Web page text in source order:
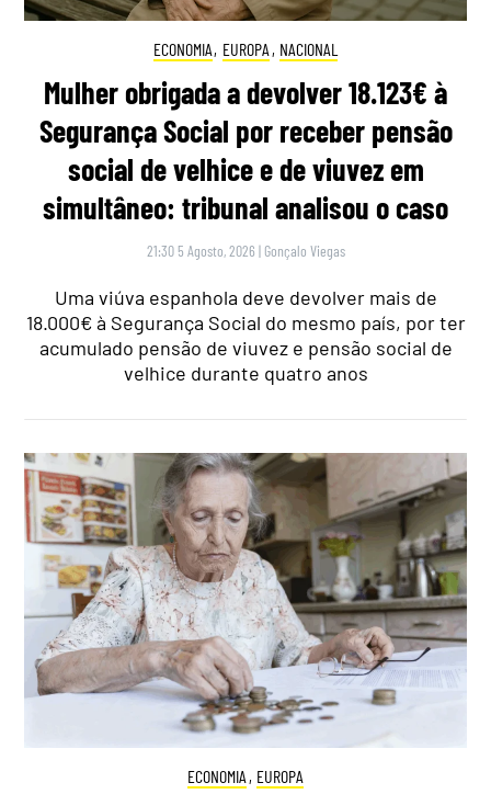
ECONOMIA, EUROPA , NACIONAL
Mulher obrigada a devolver 18.123€ à
Segurança Social por receber pensão
social de velhice e de viuvez em
simultâneo: tribunal analisou o caso
21:30 5 Agosto, 2026 | Gonçalo Viegas
Uma viúva espanhola deve devolver mais de
18.000€ à Segurança Social do mesmo país, por ter
acumulado pensão de viuvez e pensão social de
velhice durante quatro anos
ECONOMIA , EUROPA